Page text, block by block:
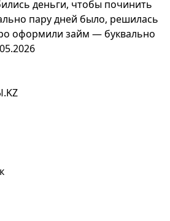
деньги, чтобы починить
пару дней было, решилась
оформили займ — буквально